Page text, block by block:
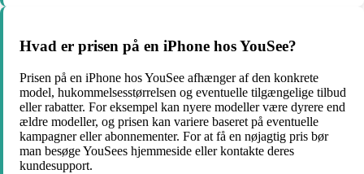
Hvad er prisen på en iPhone hos YouSee?
Prisen på en iPhone hos YouSee afhænger af den konkrete
model, hukommelsesstørrelsen og eventuelle tilgængelige tilbud
eller rabatter. For eksempel kan nyere modeller være dyrere end
ældre modeller, og prisen kan variere baseret på eventuelle
kampagner eller abonnementer. For at få en nøjagtig pris bør
man besøge YouSees hjemmeside eller kontakte deres
kundesupport.